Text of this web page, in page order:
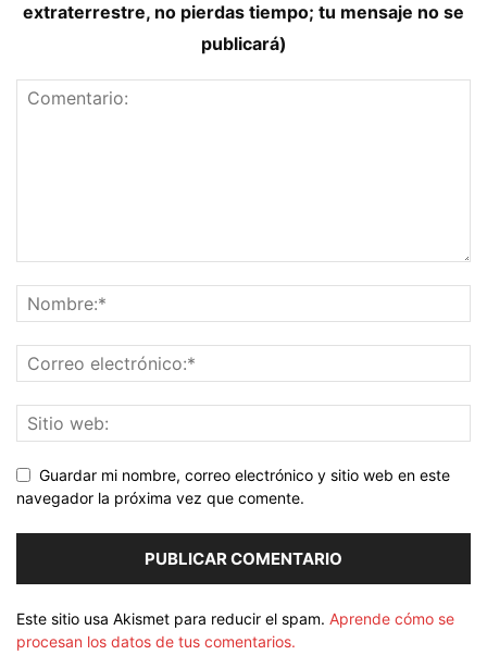
extraterrestre, no pierdas tiempo; tu mensaje no se
publicará)
Guardar mi nombre, correo electrónico y sitio web en este
navegador la próxima vez que comente.
Este sitio usa Akismet para reducir el spam. Aprende cómo se
procesan los datos de tus comentarios.